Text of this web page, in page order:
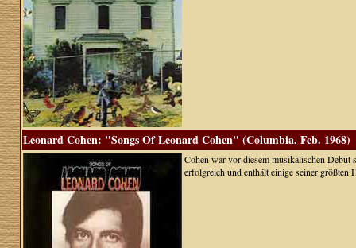
Leonard Cohen: "Songs Of Leonard Cohen" (Columbia, Feb. 1968)
Cohen war vor diesem musikalischen Debüt
erfolgreich und enthält einige seiner